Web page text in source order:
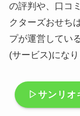
の評判や、口コ
クターズおせち
プが運営してい
(サービス)になり
▷サンリオ